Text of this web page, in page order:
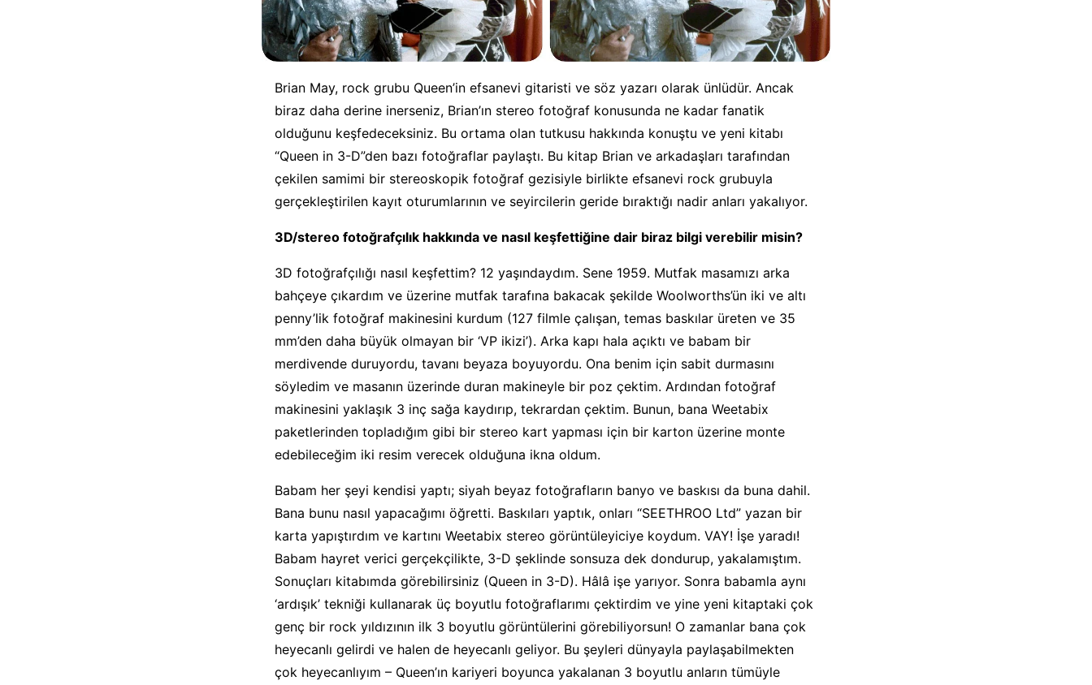
Brian May, rock grubu Queen’in efsanevi gitaristi ve söz yazarı olarak ünlüdür. Ancak
biraz daha derine inerseniz, Brian’ın stereo fotoğraf konusunda ne kadar fanatik
olduğunu keşfedeceksiniz. Bu ortama olan tutkusu hakkında konuştu ve yeni kitabı
“Queen in 3-D”den bazı fotoğraflar paylaştı. Bu kitap Brian ve arkadaşları tarafından
çekilen samimi bir stereoskopik fotoğraf gezisiyle birlikte efsanevi rock grubuyla
gerçekleştirilen kayıt oturumlarının ve seyircilerin geride bıraktığı nadir anları yakalıyor.
3D/stereo fotoğrafçılık hakkında ve nasıl keşfettiğine dair biraz bilgi verebilir misin?
3D fotoğrafçılığı nasıl keşfettim? 12 yaşındaydım. Sene 1959. Mutfak masamızı arka
bahçeye çıkardım ve üzerine mutfak tarafına bakacak şekilde Woolworths’ün iki ve altı
penny’lik fotoğraf makinesini kurdum (127 filmle çalışan, temas baskılar üreten ve 35
mm’den daha büyük olmayan bir ‘VP ikizi’). Arka kapı hala açıktı ve babam bir
merdivende duruyordu, tavanı beyaza boyuyordu. Ona benim için sabit durmasını
söyledim ve masanın üzerinde duran makineyle bir poz çektim. Ardından fotoğraf
makinesini yaklaşık 3 inç sağa kaydırıp, tekrardan çektim. Bunun, bana Weetabix
paketlerinden topladığım gibi bir stereo kart yapması için bir karton üzerine monte
edebileceğim iki resim verecek olduğuna ikna oldum.
Babam her şeyi kendisi yaptı; siyah beyaz fotoğrafların banyo ve baskısı da buna dahil.
Bana bunu nasıl yapacağımı öğretti. Baskıları yaptık, onları “SEETHROO Ltd” yazan bir
karta yapıştırdım ve kartını Weetabix stereo görüntüleyiciye koydum. VAY! İşe yaradı!
Babam hayret verici gerçekçilikte, 3-D şeklinde sonsuza dek dondurup, yakalamıştım.
Sonuçları kitabımda görebilirsiniz (Queen in 3-D). Hâlâ işe yarıyor. Sonra babamla aynı
‘ardışık’ tekniği kullanarak üç boyutlu fotoğraflarımı çektirdim ve yine yeni kitaptaki çok
genç bir rock yıldızının ilk 3 boyutlu görüntülerini görebiliyorsun! O zamanlar bana çok
heyecanlı gelirdi ve halen de heyecanlı geliyor. Bu şeyleri dünyayla paylaşabilmekten
çok heyecanlıyım – Queen’ın kariyeri boyunca yakalanan 3 boyutlu anların tümüyle